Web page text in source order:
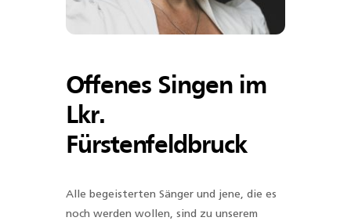
Offenes Singen im
Lkr.
Fürstenfeldbruck
Alle begeisterten Sänger und jene, die es
noch werden wollen, sind zu unserem